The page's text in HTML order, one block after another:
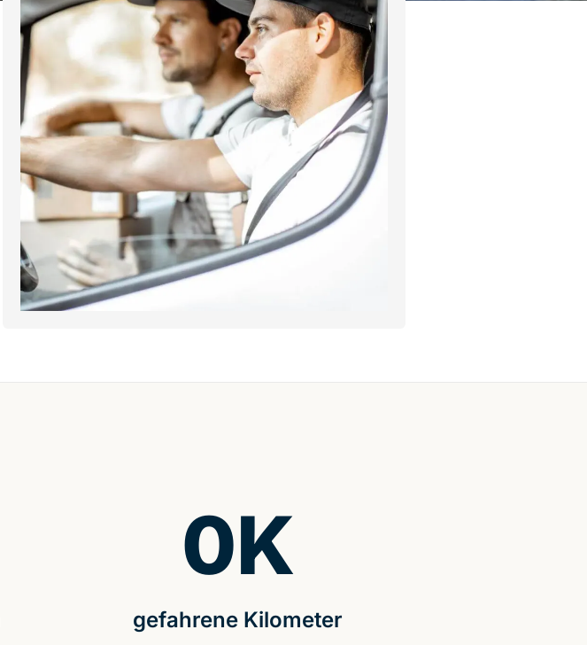
gefahrene Kilometer
0K